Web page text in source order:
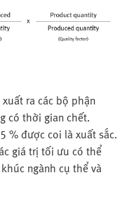
ra các bộ phận
có thời gian chết.
% được coi là xuất sắc.
giá trị tối ưu có thể
ngành cụ thể và